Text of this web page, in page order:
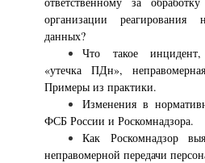
организации реагирования
данных?
Что такое
«утечка ПДн»,
Примеры из практики.
Изменения в
ФСБ России и Роскомнадзора.
Как Роскомнадзор
неправомерной передачи